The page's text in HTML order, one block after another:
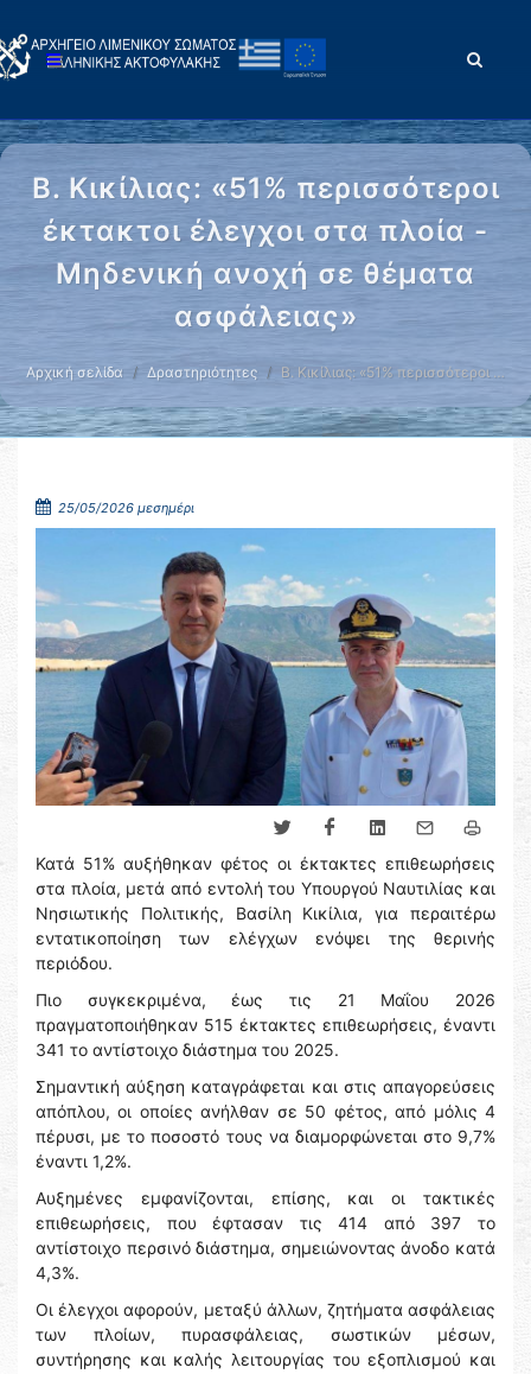
Β. Κικίλιας: «51% περισσότεροι
έκτακτοι έλεγχοι στα πλοία -
Μηδενική ανοχή σε θέματα
ασφάλειας»
Αρχική σελίδα Δραστηριότητες Β. Κικίλιας: «51% περισσότεροι …
25/05/2026 μεσημέρι
Κατά 51% αυξήθηκαν φέτος οι έκτακτες επιθεωρήσεις
στα πλοία, μετά από εντολή του Υπουργού Ναυτιλίας και
Νησιωτικής Πολιτικής, Βασίλη Κικίλια, για περαιτέρω
εντατικοποίηση των ελέγχων ενόψει της θερινής
περιόδου.
Πιο συγκεκριμένα, έως τις 21 Μαΐου 2026
πραγματοποιήθηκαν 515 έκτακτες επιθεωρήσεις, έναντι
341 το αντίστοιχο διάστημα του 2025.
Σημαντική αύξηση καταγράφεται και στις απαγορεύσεις
απόπλου, οι οποίες ανήλθαν σε 50 φέτος, από μόλις 4
πέρυσι, με το ποσοστό τους να διαμορφώνεται στο 9,7%
έναντι 1,2%.
Αυξημένες εμφανίζονται, επίσης, και οι τακτικές
επιθεωρήσεις, που έφτασαν τις 414 από 397 το
αντίστοιχο περσινό διάστημα, σημειώνοντας άνοδο κατά
4,3%.
Οι έλεγχοι αφορούν, μεταξύ άλλων, ζητήματα ασφάλειας
των πλοίων, πυρασφάλειας, σωστικών μέσων,
συντήρησης και καλής λειτουργίας του εξοπλισμού και